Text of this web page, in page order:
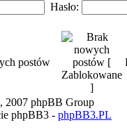
Hasło:
postów
2007 phpBB Group
phpBB3 - phpBB3.PL